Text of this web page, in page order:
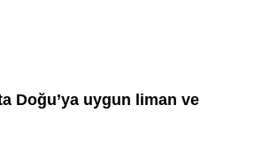
Doğu’ya uygun liman ve